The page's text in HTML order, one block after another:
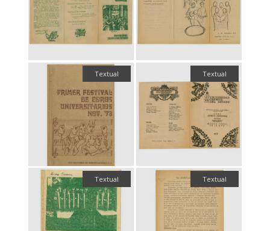
Textual Textual
Textual Textual